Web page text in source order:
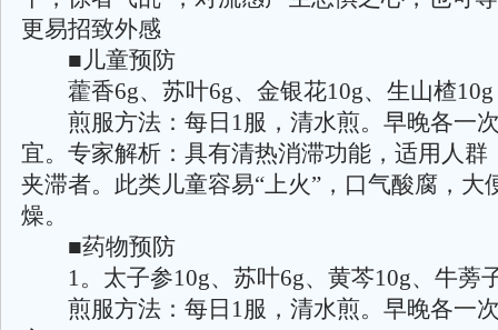
更易招致外感
■儿童预防
藿香6g、苏叶6g、金银花10g、生山楂10g
煎服方法：每日1服，清水煎。早晚各一
宜。专家解析：具有清热消滞功能，适用人群
夹滞者。此类儿童容易“上火”，口气酸腐，大
燥。
■药物预防
1。太子参10g、苏叶6g、黄芩10g、牛蒡
煎服方法：每日1服，清水煎。早晚各一